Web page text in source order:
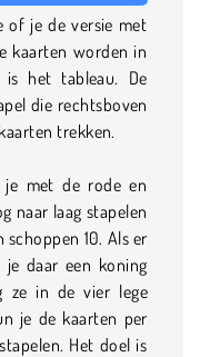
of je de versie met
kaarten worden in
het tableau. De
die rechtsboven
trekken.
je met de rode en
naar laag stapelen
10. Als er
daar een koning
ze in de vier lege
je de kaarten per
Het doel is